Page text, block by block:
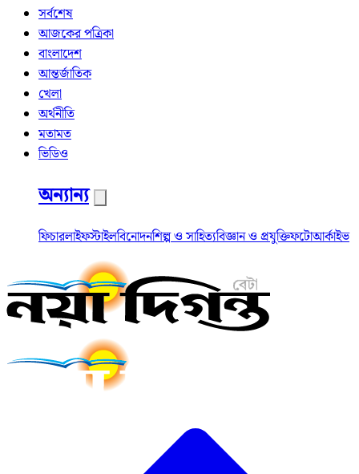
সর্বশেষ
আজকের পত্রিকা
বাংলাদেশ
আন্তর্জাতিক
খেলা
অর্থনীতি
মতামত
ভিডিও
অন্যান্য
ফিচারলাইফস্টাইলবিনোদনশিল্প ও সাহিত্যবিজ্ঞান ও প্রযুক্তিফটোআর্কাইভ